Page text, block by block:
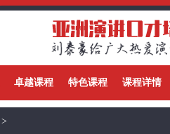
卓越课程 特色课程 课程详情
>